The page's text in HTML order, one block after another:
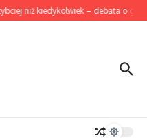
niż kiedykolwiek – debata o